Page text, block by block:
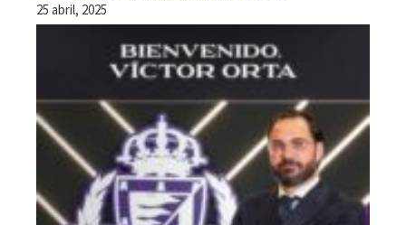
25 abril, 2025